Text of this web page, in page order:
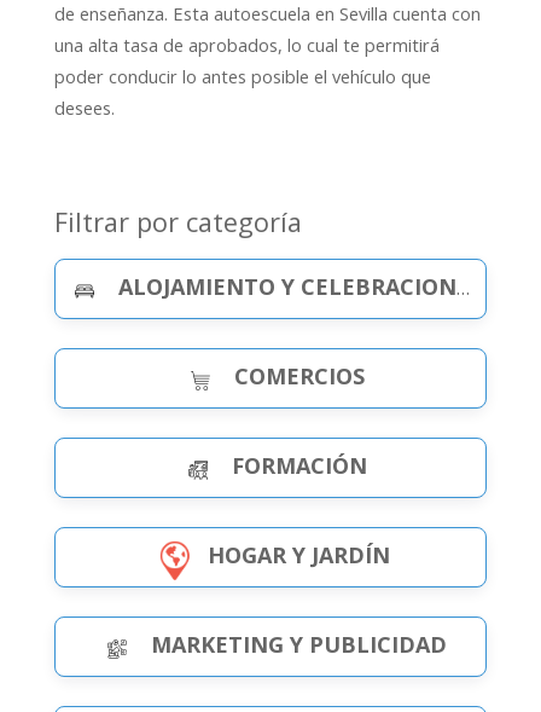
de enseñanza. Esta autoescuela en Sevilla cuenta con
una alta tasa de aprobados, lo cual te permitirá
poder conducir lo antes posible el vehículo que
desees.
Filtrar por categoría
ALOJAMIENTO Y CELEBRACIONES
COMERCIOS
FORMACIÓN
HOGAR Y JARDÍN
MARKETING Y PUBLICIDAD